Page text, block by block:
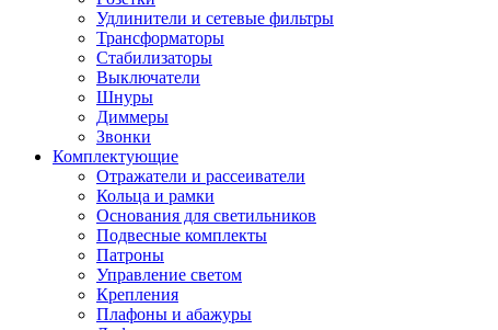
Удлинители и сетевые фильтры
Трансформаторы
Стабилизаторы
Выключатели
Шнуры
Диммеры
Звонки
Комплектующие
Отражатели и рассеиватели
Кольца и рамки
Основания для светильников
Подвесные комплекты
Патроны
Управление светом
Крепления
Плафоны и абажуры